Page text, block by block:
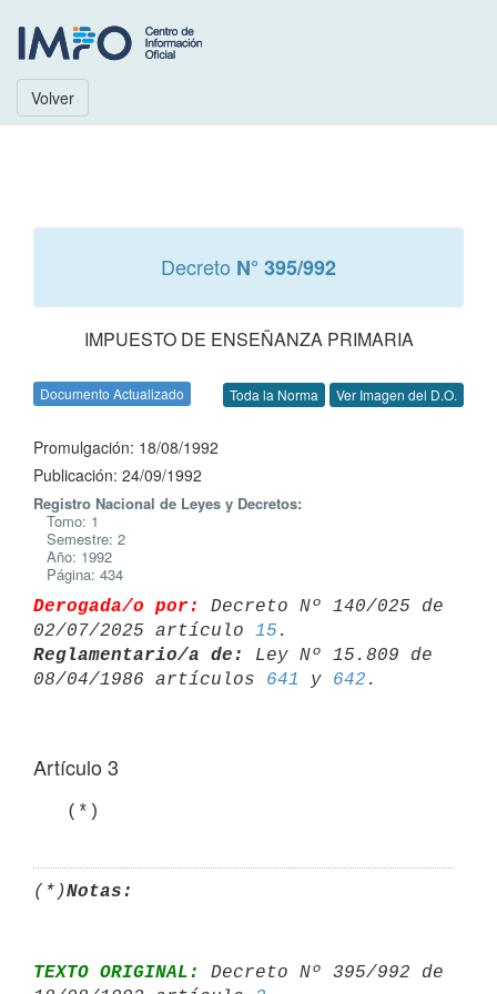
Volver
Decreto N° 395/992
IMPUESTO DE ENSEÑANZA PRIMARIA
Documento Actualizado Toda la Norma Ver Imagen del D.O.
Promulgación: 18/08/1992
Publicación: 24/09/1992
Registro Nacional de Leyes y Decretos:
Tomo: 1
Semestre: 2
Año: 1992
Página: 434
Derogada/o por:
Decreto Nº 140/025 de
02/07/2025 artículo 15
Reglamentario/a de:
Ley Nº 15.809 de
08/04/1986 artículos 641 y 642
Artículo 3
   (*)
(*)Notas:
TEXTO ORIGINAL:
Decreto Nº 395/992 de